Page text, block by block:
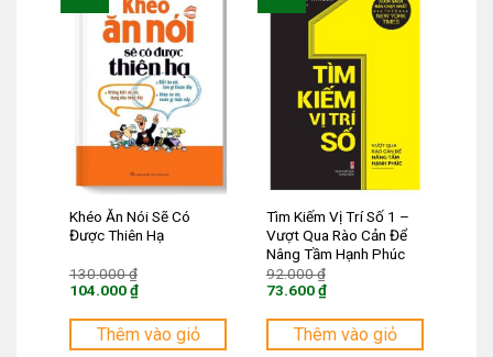
Khéo Ăn Nói Sẽ Có
Được Thiên Hạ
130.000₫
130.000 ₫.
104.000₫
hiện
là:
Thêm vào giỏ
Tìm Kiếm Vị Trí Số 1 –
Vượt Qua Rào Cản Để
Nâng Tầm Hạnh Phúc
92.000₫
92.000 ₫.
73.600₫
hiện
là:
Thêm vào giỏ